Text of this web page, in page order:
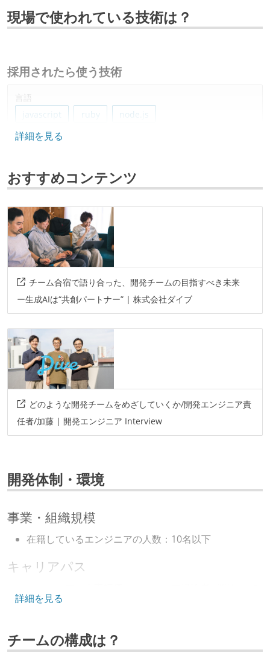
現場で使われている技術は？
採用されたら使う技術
言語
javascript
ruby node.js
フレームワーク
データベース
mysql
bigquery
ソースコード管理
git
プロジェクト管理
github
情報共有ツール
slack
notion
その他
firebase
aws figma rspec jest
vue
docker
python
typescript
フレームワーク
react
データベース
その他
詳細を見る
おすすめコンテンツ
チーム合宿で語り合った、開発チームの目指すべき未来
ー生成AIは“共創パートナー” | 株式会社ダイブ
どのような開発チームをめざしていくか/開発エンジニア責
任者/加藤 | 開発エンジニア Interview
開発体制・環境
事業・組織規模
在籍しているエンジニアの人数：10名以下
キャリアパス
いる
ついて話す場が設けられている
詳細を見る
チームの構成は？